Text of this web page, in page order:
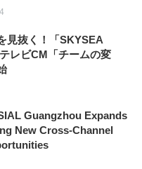
見抜く！「SKYSEA
レビCM「チームの変
Guangzhou Expands
New Cross-Channel